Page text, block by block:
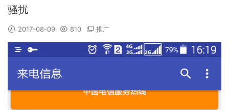
骚扰
2017-08-09 810 推广